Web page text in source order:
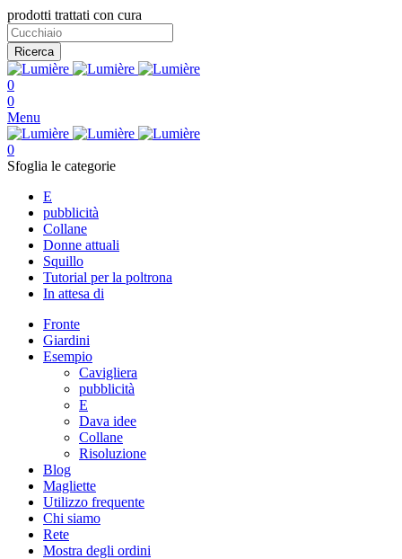
prodotti trattati con cura
Ricerca
0
0
Menu
0
Sfoglia le categorie
E
pubblicità
Collane
Donne attuali
Squillo
Tutorial per la poltrona
In attesa di
Fronte
Giardini
Esempio
Cavigliera
pubblicità
E
Dava idee
Collane
Risoluzione
Blog
Magliette
Utilizzo frequente
Chi siamo
Rete
Mostra degli ordini